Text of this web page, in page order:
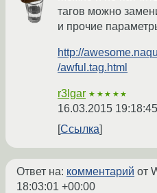
тагов можно
и прочие
http://
/awful.tag.html
r3lgar ★★★★★
16.03.2015
Ссылка
Ответ на: комментарий от
18:03:01 +00:00